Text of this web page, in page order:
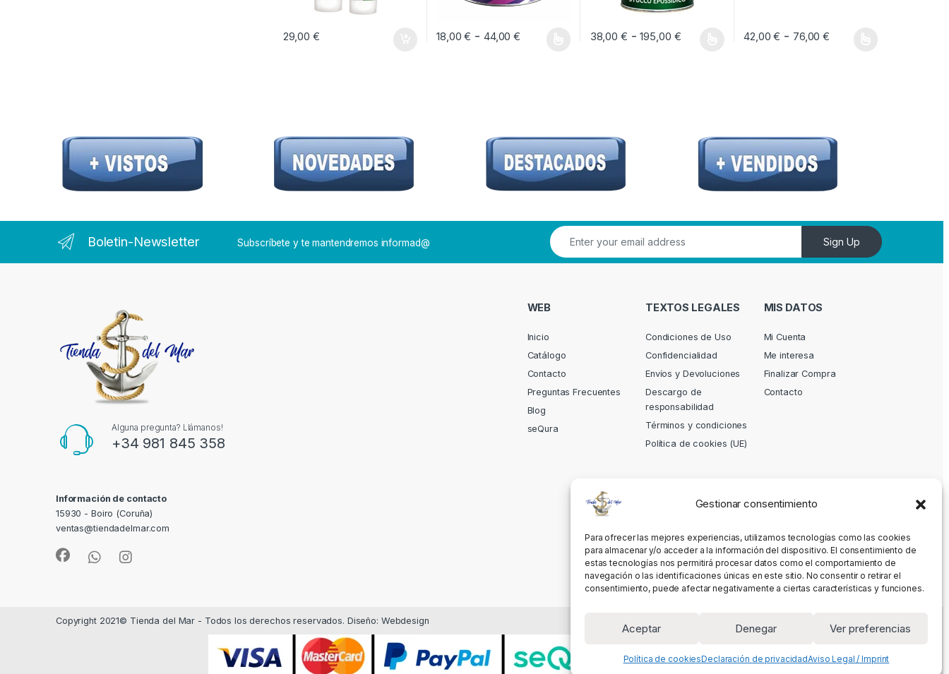
Gestionar consentimiento
Para ofrecer las mejores experiencias, utilizamos tecnologías como las cookies
para almacenar y/o acceder a la información del dispositivo. El consentimiento de
estas tecnologías nos permitirá procesar datos como el comportamiento de
navegación o las identificaciones únicas en este sitio. No consentir o retirar el
consentimiento, puede afectar negativamente a ciertas características y funciones.
Aceptar Denegar Ver preferencias
Política de cookiesDeclaración de privacidadAviso Legal / Imprint
29,00 € 18,00€ - 44,00€ Rango de precios: desde 18,00 € hasta 44,00 €
38,00 € - 195,00 €Rango de precios: desde 38,00 € hasta
42,00€ - 76,00€
Boletin-Newsletter Subscríbete y te mantendremos informad@ Sign Up
Alguna pregunta? Llámanos!
+34 981 845 358
Información de contacto
15930 - Boiro (Coruña)
ventas@tiendadelmar.com
WEB
Inicio
Catálogo
Contacto
Preguntas Frecuentes
Blog
seQura
TEXTOS LEGALES
Condiciones de Uso
Confidencialidad
Envíos y Devoluciones
Descargo de
responsabilidad
Términos y condiciones
Política de cookies (UE)
MIS DATOS
Mi Cuenta
Me interesa
Finalizar Compra
Contacto
Copyright 2021© Tienda del Mar - Todos los derechos reservados. Diseño: Webdesign